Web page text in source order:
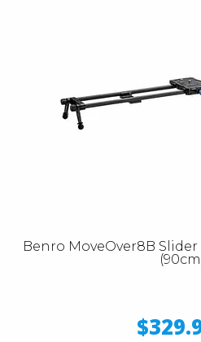
Benro MoveOver8B